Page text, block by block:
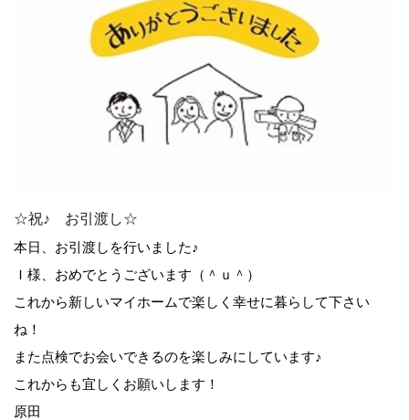
☆祝♪ お引渡し☆
本日、お引渡しを行いました♪
Ｉ様、おめでとうございます（＾ｕ＾）
これから新しいマイホームで楽しく幸せに暮らして下さい
ね！
また点検でお会いできるのを楽しみにしています♪
これからも宜しくお願いします！
原田